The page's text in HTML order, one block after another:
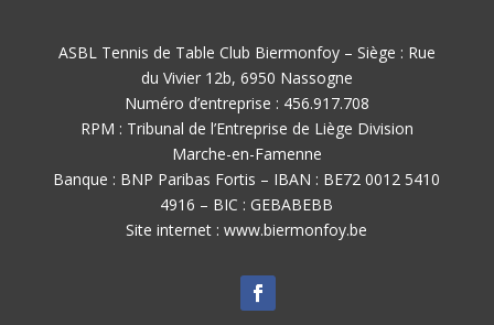
ASBL Tennis de Table Club Biermonfoy – Siège : Rue
du Vivier 12b, 6950 Nassogne
Numéro d’entreprise : 456.917.708
RPM : Tribunal de l’Entreprise de Liège Division
Marche-en-Famenne
Banque : BNP Paribas Fortis – IBAN : BE72 0012 5410
4916 – BIC : GEBABEBB
Site internet : www.biermonfoy.be